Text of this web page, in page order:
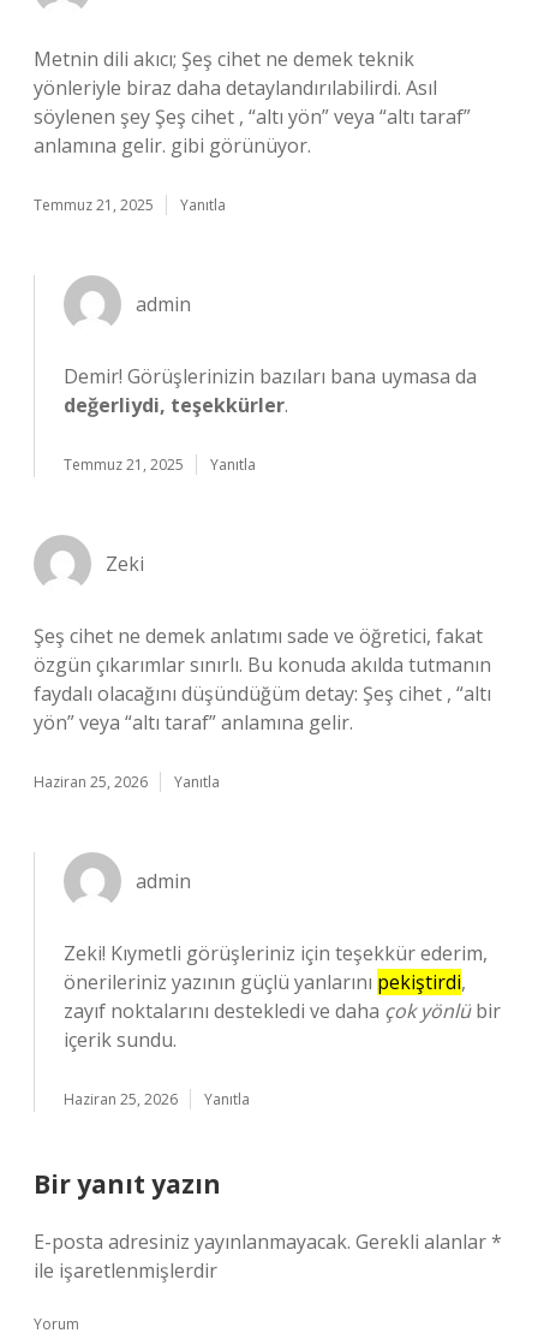
Metnin dili akıcı; Şeş cihet ne demek teknik
yönleriyle biraz daha detaylandırılabilirdi. Asıl
söylenen şey Şeş cihet , “altı yön” veya “altı taraf”
anlamına gelir. gibi görünüyor.
Temmuz 21, 2025 Yanıtla
admin
Demir! Görüşlerinizin bazıları bana uymasa da
değerliydi, teşekkürler.
Temmuz 21, 2025 Yanıtla
Zeki
Şeş cihet ne demek anlatımı sade ve öğretici, fakat
özgün çıkarımlar sınırlı. Bu konuda akılda tutmanın
faydalı olacağını düşündüğüm detay: Şeş cihet , “altı
yön” veya “altı taraf” anlamına gelir.
Haziran 25, 2026 Yanıtla
admin
Zeki! Kıymetli görüşleriniz için teşekkür ederim,
önerileriniz yazının güçlü yanlarını pekiştirdi,
zayıf noktalarını destekledi ve daha çok yönlübir
içerik sundu.
Haziran 25, 2026 Yanıtla
Bir yanıt yazın
E-posta adresiniz yayınlanmayacak. Gerekli alanlar*
ile işaretlenmişlerdir
Yorum